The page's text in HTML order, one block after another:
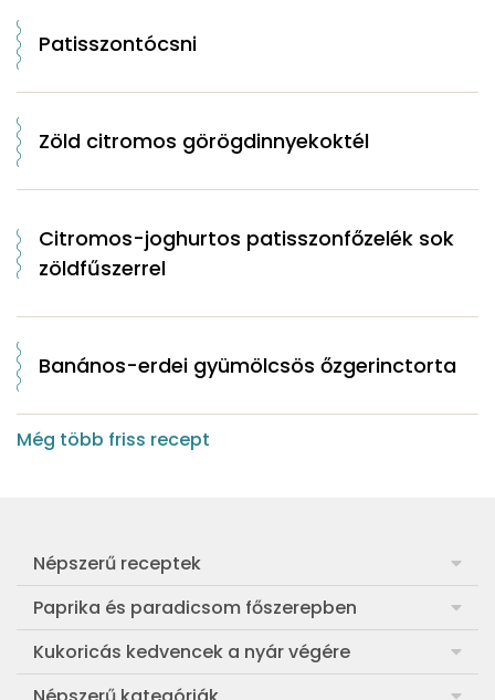
Patisszontócsni
Zöld citromos görögdinnyekoktél
Citromos-joghurtos patisszonfőzelék sok
zöldfűszerrel
Banános-erdei gyümölcsös őzgerinctorta
Még több friss recept
Népszerű receptek
Frankfurti leves
Egyszerű muffin
Aranygaluska
Paprika és paradicsom főszerepben
Pan con Tomate
Paradicsom és paprika eltevése télre
Kukoricás kedvencek a nyár végére
Legfinomabb főtt kukorica